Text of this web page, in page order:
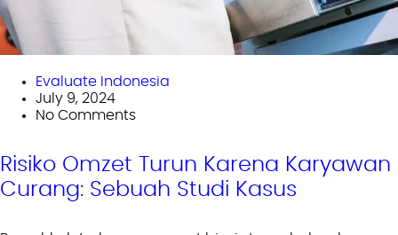
Evaluate Indonesia
July 9, 2024
No Comments
Risiko Omzet Turun Karena Karyawan
Curang: Sebuah Studi Kasus